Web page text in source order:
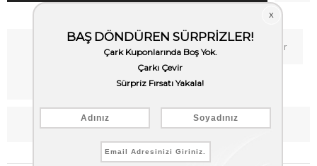
Kritik Stok Fiyat Düşünce Haber Ver
Kargo Bedava
WhatsApp’tan Bilgi Al